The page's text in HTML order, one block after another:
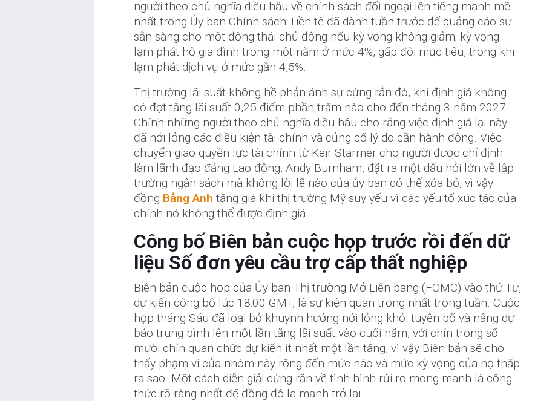
người theo chủ nghĩa diều hâu về chính sách đối ngoại lên tiếng mạnh mẽ
nhất trong Ủy ban Chính sách Tiền tệ đã dành tuần trước để quảng cáo sự
sẵn sàng cho một động thái chủ động nếu kỳ vọng không giảm; kỳ vọng
lạm phát hộ gia đình trong một năm ở mức 4%, gấp đôi mục tiêu, trong khi
lạm phát dịch vụ ở mức gần 4,5%.
Thị trường lãi suất không hề phản ánh sự cứng rắn đó, khi định giá không
có đợt tăng lãi suất 0,25 điểm phần trăm nào cho đến tháng 3 năm 2027.
Chính những người theo chủ nghĩa diều hâu cho rằng việc định giá lại này
đã nới lỏng các điều kiện tài chính và củng cố lý do cần hành động. Việc
chuyển giao quyền lực tài chính từ Keir Starmer cho người được chỉ định
làm lãnh đạo đảng Lao động, Andy Burnham, đặt ra một dấu hỏi lớn về lập
trường ngân sách mà không lời lẽ nào của ủy ban có thể xóa bỏ, vì vậy
đồng Bảng Anh tăng giá khi thị trường Mỹ suy yếu vì các yếu tố xúc tác của
chính nó không thể được định giá.
Công bố Biên bản cuộc họp trước rồi đến dữ
liệu Số đơn yêu cầu trợ cấp thất nghiệp
Biên bản cuộc họp của Ủy ban Thị trường Mở Liên bang (FOMC) vào thứ Tư,
dự kiến ​​công bố lúc 18:00 GMT, là sự kiện quan trọng nhất trong tuần. Cuộc
họp tháng Sáu đã loại bỏ khuynh hướng nới lỏng khỏi tuyên bố và nâng dự
báo trung bình lên một lần tăng lãi suất vào cuối năm, với chín trong số
mười chín quan chức dự kiến ​​ít nhất một lần tăng, vì vậy Biên bản sẽ cho
thấy phạm vi của nhóm này rộng đến mức nào và mức kỳ vọng của họ thấp
ra sao. Một cách diễn giải cứng rắn về tình hình rủi ro mong manh là công
thức rõ ràng nhất để đồng đô la mạnh trở lại.